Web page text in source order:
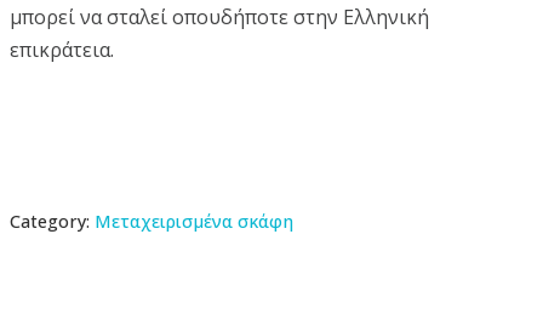
μπορεί να σταλεί οπουδήποτε στην Ελληνική
επικράτεια.
Category: Μεταχειρισμένα σκάφη